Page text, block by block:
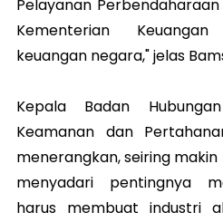
Pelayanan
Kementerian
keuangan negara," jelas
Kepala Badan
Keamanan dan
menerangkan, seiring
menyadari pentingnya
harus membuat industri